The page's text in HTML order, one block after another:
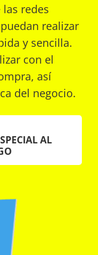
redes
realizar
y sencilla.
con el
así
del negocio.
AL